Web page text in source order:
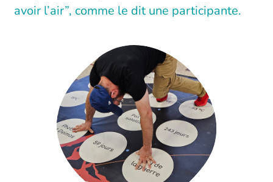
avoir l’air”, comme le dit une participante.